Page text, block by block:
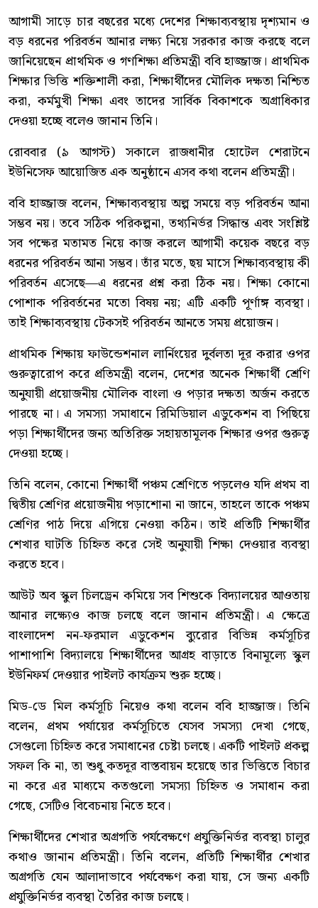
আগামী সাড়ে চার বছরের মধ্যে দেশের শিক্ষাব্যবস্থায় দৃশ্যমান ও
বড় ধরনের পরিবর্তন আনার লক্ষ্য নিয়ে সরকার কাজ করছে বলে
জানিয়েছেন প্রাথমিক ও গণশিক্ষা প্রতিমন্ত্রী ববি হাজ্জাজ। প্রাথমিক
শিক্ষার ভিত্তি শক্তিশালী করা, শিক্ষার্থীদের মৌলিক দক্ষতা নিশ্চিত
করা, কর্মমুখী শিক্ষা এবং তাদের সার্বিক বিকাশকে অগ্রাধিকার
দেওয়া হচ্ছে বলেও জানান তিনি।
রোববার (৯ আগস্ট) সকালে রাজধানীর হোটেল শেরাটনে
ইউনিসেফ আয়োজিত এক অনুষ্ঠানে এসব কথা বলেন প্রতিমন্ত্রী।
ববি হাজ্জাজ বলেন, শিক্ষাব্যবস্থায় অল্প সময়ে বড় পরিবর্তন আনা
সম্ভব নয়। তবে সঠিক পরিকল্পনা, তথ্যনির্ভর সিদ্ধান্ত এবং সংশ্লিষ্ট
সব পক্ষের মতামত নিয়ে কাজ করলে আগামী কয়েক বছরে বড়
ধরনের পরিবর্তন আনা সম্ভব। তাঁর মতে, ছয় মাসে শিক্ষাব্যবস্থায় কী
পরিবর্তন এসেছে—এ ধরনের প্রশ্ন করা ঠিক নয়। শিক্ষা কোনো
পোশাক পরিবর্তনের মতো বিষয় নয়; এটি একটি পূর্ণাঙ্গ ব্যবস্থা।
তাই শিক্ষাব্যবস্থায় টেকসই পরিবর্তন আনতে সময় প্রয়োজন।
প্রাথমিক শিক্ষায় ফাউন্ডেশনাল লার্নিংয়ের দুর্বলতা দূর করার ওপর
গুরুত্বারোপ করে প্রতিমন্ত্রী বলেন, দেশের অনেক শিক্ষার্থী শ্রেণি
অনুযায়ী প্রয়োজনীয় মৌলিক বাংলা ও পড়ার দক্ষতা অর্জন করতে
পারছে না। এ সমস্যা সমাধানে রিমিডিয়াল এডুকেশন বা পিছিয়ে
পড়া শিক্ষার্থীদের জন্য অতিরিক্ত সহায়তামূলক শিক্ষার ওপর গুরুত্ব
দেওয়া হচ্ছে।
তিনি বলেন, কোনো শিক্ষার্থী পঞ্চম শ্রেণিতে পড়লেও যদি প্রথম বা
দ্বিতীয় শ্রেণির প্রয়োজনীয় পড়াশোনা না জানে, তাহলে তাকে পঞ্চম
শ্রেণির পাঠ দিয়ে এগিয়ে নেওয়া কঠিন। তাই প্রতিটি শিক্ষার্থীর
শেখার ঘাটতি চিহ্নিত করে সেই অনুযায়ী শিক্ষা দেওয়ার ব্যবস্থা
করতে হবে।
আউট অব স্কুল চিলড্রেন কমিয়ে সব শিশুকে বিদ্যালয়ের আওতায়
আনার লক্ষ্যেও কাজ চলছে বলে জানান প্রতিমন্ত্রী। এ ক্ষেত্রে
বাংলাদেশ নন-ফরমাল এডুকেশন ব্যুরোর বিভিন্ন কর্মসূচির
পাশাপাশি বিদ্যালয়ে শিক্ষার্থীদের আগ্রহ বাড়াতে বিনামূল্যে স্কুল
ইউনিফর্ম দেওয়ার পাইলট কার্যক্রম শুরু হচ্ছে।
মিড-ডে মিল কর্মসূচি নিয়েও কথা বলেন ববি হাজ্জাজ। তিনি
বলেন, প্রথম পর্যায়ের কর্মসূচিতে যেসব সমস্যা দেখা গেছে,
সেগুলো চিহ্নিত করে সমাধানের চেষ্টা চলছে। একটি পাইলট প্রকল্প
সফল কি না, তা শুধু কতদূর বাস্তবায়ন হয়েছে তার ভিত্তিতে বিচার
না করে এর মাধ্যমে কতগুলো সমস্যা চিহ্নিত ও সমাধান করা
গেছে, সেটিও বিবেচনায় নিতে হবে।
শিক্ষার্থীদের শেখার অগ্রগতি পর্যবেক্ষণে প্রযুক্তিনির্ভর ব্যবস্থা চালুর
কথাও জানান প্রতিমন্ত্রী। তিনি বলেন, প্রতিটি শিক্ষার্থীর শেখার
অগ্রগতি যেন আলাদাভাবে পর্যবেক্ষণ করা যায়, সে জন্য একটি
প্রযুক্তিনির্ভর ব্যবস্থা তৈরির কাজ চলছে।